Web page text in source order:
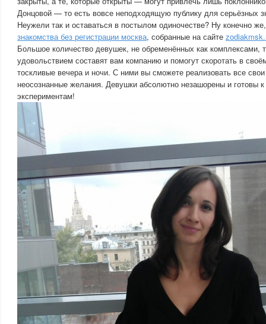
Донцовой — то есть вовсе неподходящую публику для серьёзных
Неужели так и оставаться в постылом одиночестве? Ну конечно
знакомства без регистрации москва, собранные на сайте
Большое количество девушек, не обременённых как комплексами,
удовольствием составят вам компанию и помогут скоротать в
тоскливые вечера и ночи. С ними вы сможете реализовать все
неосознанные желания. Девушки абсолютно незашорены и готовы
экспериментам!